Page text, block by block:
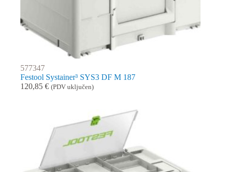
577347
Festool Systainer³ SYS3 DF M 187
120,85 € (PDV uključen)